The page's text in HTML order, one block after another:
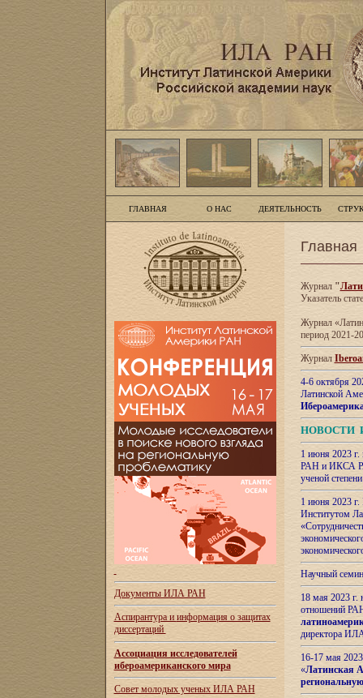
ГЛАВНАЯ О НАС ДЕЯТЕЛЬНОСТЬ
Документы ИЛА РАН
Аспирантура и информация о защитах
диссертаций
Ассоциация исследователей
ибероамериканского мира
Совет молодых ученых ИЛА РАН
Главная
Журнал"
Указатель
Журнал
период 2021-
Журнал
4-6 октября
Латинской
НОВОСТИ
1 июня 2023
РАН и ИКСА
ученой
1 июня 2023
Институтом
Научный
18 мая 2023
отношений
директора
16-17 мая
«Латинская